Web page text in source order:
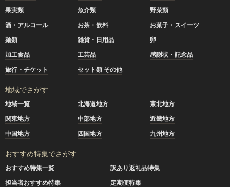
果実類
魚介類
野菜類
酒・アルコール
お茶・飲料
お菓子・スイーツ
麺類
雑貨・日用品
卵
加工食品
工芸品
感謝状・記念品
旅行・チケット
セット類 その他
地域でさがす
地域一覧 北海道地方
東北地方
関東地方
中部地方
近畿地方
中国地方
四国地方 九州地方
おすすめ特集でさがす
おすすめ特集一覧
訳あり返礼品特集
担当者おすすめ特集
定期便特集